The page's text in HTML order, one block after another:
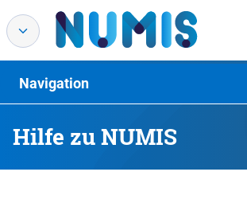
Hilfe zu NUMIS
Navigation